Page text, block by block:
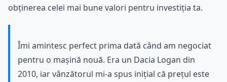
obținerea celei mai bune valori pentru investiția ta.
Îmi amintesc perfect prima dată când am negociat
pentru o mașină nouă. Era un Dacia Logan din
2010, iar vânzătorul mi-a spus inițial că prețul este